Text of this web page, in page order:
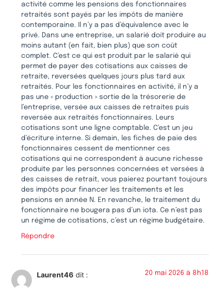
activité comme les pensions des fonctionnaires
retraités sont payés par les impôts de manière
contemporaine. Il n’y a pas d’équivalence avec le
privé. Dans une entreprise, un salarié doit produire au
moins autant (en fait, bien plus) que son coût
complet. C’est ce qui est produit par le salarié qui
permet de payer des cotisations aux caisses de
retraite, reversées quelques jours plus tard aux
retraités. Pour les fonctionnaires en activité, il n’y a
pas une « production » sortie de la trésorerie de
l’entreprise, versée aux caisses de retraites puis
reversée aux retraités fonctionnaires. Leurs
cotisations sont une ligne comptable. C’est un jeu
d’écriture interne. Si demain, les fiches de paie des
fonctionnaires cessent de mentionner ces
cotisations qui ne correspondent à aucune richesse
produite par les personnes concernées et versées à
des caisses de retrait, vous paierez pourtant toujours
des impôts pour financer les traitements et les
pensions en année N. En revanche, le traitement du
fonctionnaire ne bougera pas d’un iota. Ce n’est pas
un régime de cotisations, c’est un régime budgétaire.
Répondre
Laurent46 dit : 20 mai 2026 à 8h18